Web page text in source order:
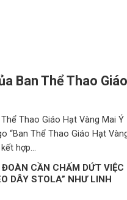
Ban Thể Thao Giáo
Thao Giáo Hạt Vàng Mai Ý
“Ban Thể Thao Giáo Hạt
hợp...
CẦN CHẤM DỨT VIỆC
DÂY STOLA” NHƯ LINH